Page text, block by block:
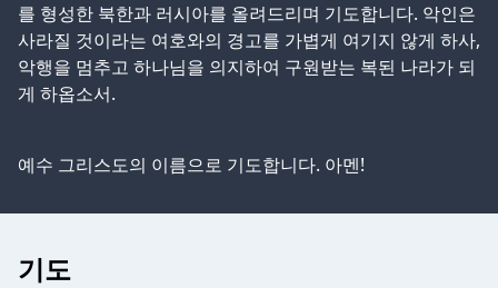
를 형성한 북한과 러시아를 올려드리며 기도합니다. 악인은
사라질 것이라는 여호와의 경고를 가볍게 여기지 않게 하사,
악행을 멈추고 하나님을 의지하여 구원받는 복된 나라가 되
게 하옵소서.
예수 그리스도의 이름으로 기도합니다. 아멘!
기도